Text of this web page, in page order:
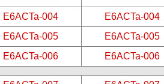
E6ACTa-004
E6ACTa-004
E6ACTa-005
E6ACTa-005
E6ACTa-006 E6ACTa-006